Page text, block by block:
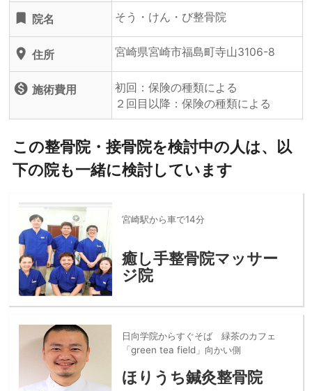
turned_in 院名 そう・けん・び整骨院
location_on 住所 宮崎県宮崎市福島町寺山3106-8
monetization_on 施術費用
初回：保険の種類による
２回目以降：保険の種類による
この整骨院・接骨院を検討中の人は、以
下の院も一緒に検討しています
宮崎駅から車で14分
癒し手整骨院マッサー
ジ院
日向学院からすぐそば 緑茶のカフェ
「green tea field」向かい側
ほりうち鍼灸整骨院